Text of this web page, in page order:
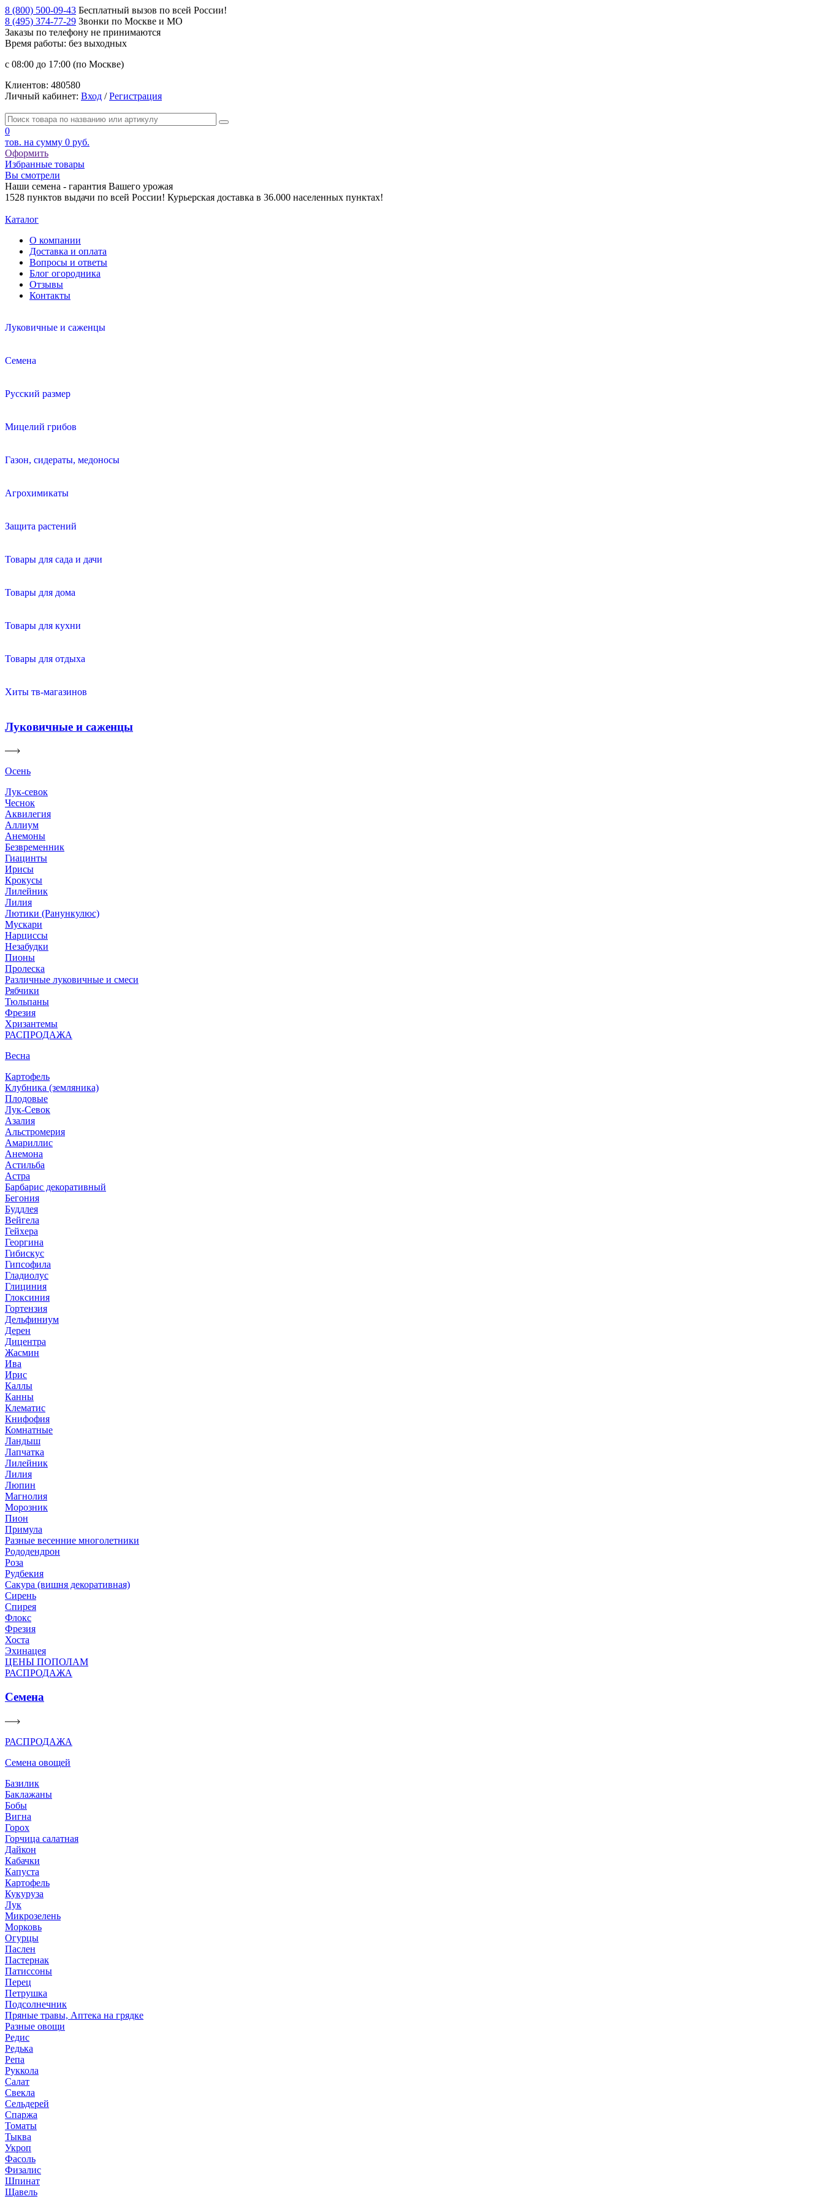
8 (800) 500-09-43 Бесплатный вызов по всей России!
8 (495) 374-77-29 Звонки по Москве и МО
Заказы по телефону не принимаются
Время работы: без выходных
с 08:00 до 17:00 (по Москве)
Клиентов: 480580
Личный кабинет: Вход /Регистрация
0
тов. на сумму 0 руб.
Оформить
Избранные товары
Вы смотрели
Наши семена - гарантия Вашего урожая
1528 пунктов выдачи по всей России! Курьерская доставка в 36.000 населенных пунктах!
Каталог
О компании
Доставка и оплата
Вопросы и ответы
Блог огородника
Отзывы
Контакты
Луковичные и саженцы
Семена
Русский размер
Мицелий грибов
Газон, сидераты, медоносы
Агрохимикаты
Защита растений
Товары для сада и дачи
Товары для дома
Товары для кухни
Товары для отдыха
Хиты тв-магазинов
Луковичные и саженцы
Осень
Лук-севок
Чеснок
Аквилегия
Аллиум
Анемоны
Безвременник
Гиацинты
Ирисы
Крокусы
Лилейник
Лилия
Лютики (Ранункулюс)
Мускари
Нарцисcы
Незабудки
Пионы
Пролеска
Различные луковичные и смеси
Рябчики
Тюльпаны
Фрезия
Хризантемы
РАСПРОДАЖА
Весна
Картофель
Клубника (земляника)
Плодовые
Лук-Севок
Азалия
Альстромерия
Амариллис
Анемона
Астильба
Астра
Барбарис декоративный
Бегония
Буддлея
Вейгела
Гейхера
Георгина
Гибискус
Гипсофила
Гладиолус
Глициния
Глоксиния
Гортензия
Дельфиниум
Дерен
Дицентра
Жасмин
Ива
Ирис
Каллы
Канны
Клематис
Книфофия
Комнатные
Ландыш
Лапчатка
Лилейник
Лилия
Люпин
Магнолия
Морозник
Пион
Примула
Разные весенние многолетники
Рододендрон
Роза
Рудбекия
Сакура (вишня декоративная)
Сирень
Спирея
Флокс
Фрезия
Хоста
Эхинацея
ЦЕНЫ ПОПОЛАМ
РАСПРОДАЖА
Семена
РАСПРОДАЖА
Семена овощей
Базилик
Баклажаны
Бобы
Вигна
Горох
Горчица салатная
Дайкон
Кабачки
Капуста
Картофель
Кукуруза
Лук
Микрозелень
Морковь
Огурцы
Паслен
Пастернак
Патиссоны
Перец
Петрушка
Подсолнечник
Пряные травы, Аптека на грядке
Разные овощи
Редис
Редька
Репа
Руккола
Салат
Свекла
Сельдерей
Спаржа
Томаты
Тыква
Укроп
Фасоль
Физалис
Шпинат
Щавель